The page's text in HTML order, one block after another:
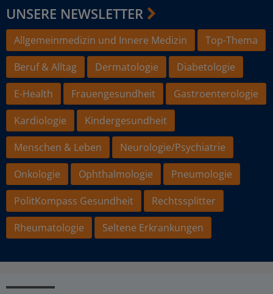
UNSERE NEWSLETTER
Allgemeinmedizin und Innere Medizin
Top-Thema
Beruf & Alltag
Dermatologie
Diabetologie
E-Health
Frauengesundheit
Gastroenterologie
Kardiologie
Kindergesundheit
Menschen & Leben
Neurologie/Psychiatrie
Onkologie
Ophthalmologie
Pneumologie
PolitKompass Gesundheit
Rechtssplitter
Rheumatologie
Seltene Erkrankungen